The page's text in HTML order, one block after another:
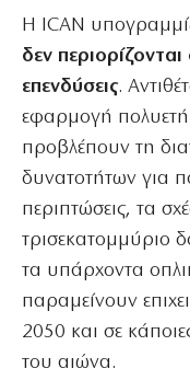
Η ICAN
δεν
επενδύσεις.
εφαρμογή
προβλέπουν τη
δυνατοτήτων για
περιπτώσεις, τα
τρισεκατομμύριο
τα υπάρχοντα
παραμείνουν
2050 και σε
του αιώνα.